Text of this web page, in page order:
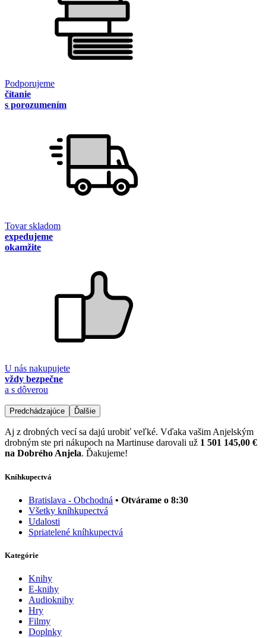
Podporujeme
čítanie
s porozumením
Tovar skladom
expedujeme
okamžite
U nás nakupujete
vždy bezpečne
a s dôverou
Predchádzajúce Ďalšie
Aj z drobných vecí sa dajú urobiť veľké. Vďaka vašim Anjelským
drobným ste pri nákupoch na Martinuse darovali už 1 501 145,00 €
na Dobrého Anjela. Ďakujeme!
Kníhkupectvá
Bratislava - Obchodná • Otvárame o 8:30
Všetky kníhkupectvá
Udalosti
Spriatelené kníhkupectvá
Kategórie
Knihy
E-knihy
Audioknihy
Hry
Filmy
Doplnky